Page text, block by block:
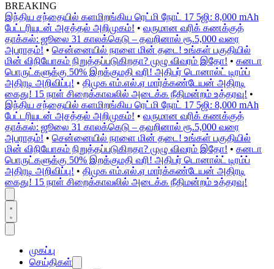
BREAKING
இந்திய சந்தையில் களமிறங்கிய ரெட்மி நோட் 17 5ஜி: 8,000 mAh
பேட்டரியுடன் அசத்தல் அறிமுகம்! • வருமான வரிக் கணக்குத்
தாக்கல்: ஜூலை 31 காலக்கெடு – தவறினால் ரூ.5,000 வரை
அபராதம்! • சென்னையில் நாளை மின் தடை! உங்கள் பகுதியில்
மின் விநியோகம் நிறுத்தப்படுகிறதா? முழு விவரம் இதோ! • கனடா
பொருட்களுக்கு 50% இறக்குமதி வரி! அதிபர் டொனால்ட் டிரம்ப்
அதிரடி அறிவிப்பு! • திமுக எம்.எல்.ஏ மார்க்கண்டேயன் அதிரடி
கைது! 15 நாள் சிறைக்காவலில் அடைக்க நீதிமன்றம் உத்தரவு! •
இந்திய சந்தையில் களமிறங்கிய ரெட்மி நோட் 17 5ஜி: 8,000 mAh
பேட்டரியுடன் அசத்தல் அறிமுகம்! • வருமான வரிக் கணக்குத்
தாக்கல்: ஜூலை 31 காலக்கெடு – தவறினால் ரூ.5,000 வரை
அபராதம்! • சென்னையில் நாளை மின் தடை! உங்கள் பகுதியில்
மின் விநியோகம் நிறுத்தப்படுகிறதா? முழு விவரம் இதோ! • கனடா
பொருட்களுக்கு 50% இறக்குமதி வரி! அதிபர் டொனால்ட் டிரம்ப்
அதிரடி அறிவிப்பு! • திமுக எம்.எல்.ஏ மார்க்கண்டேயன் அதிரடி
கைது! 15 நாள் சிறைக்காவலில் அடைக்க நீதிமன்றம் உத்தரவு!
முகப்பு
செய்திகள்